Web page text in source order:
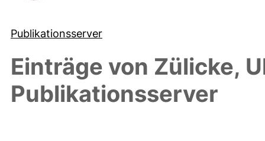
Publikationsserver
Einträge von Zülicke,
Publikationsserver